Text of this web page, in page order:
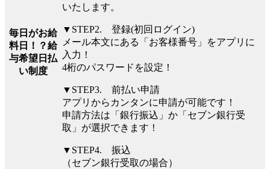
毎日がお給
料日！？給
与希望日払
い制度
いたします。
▼STEP2. 登録(初回ログイン)
メール本文にある「お客様番号」をアプリに
入力！
4桁のパスワードを設定！
▼STEP3. 前払い申請
アプリからカンタンに申請が可能です！
申請方法は「銀行振込」か「セブン銀行受
取」が選択できます！
▼STEP4. 振込
（セブン銀行受取の場合）